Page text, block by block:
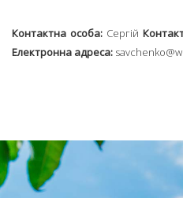
Контактна особа: Сергій
Електронна адреса: